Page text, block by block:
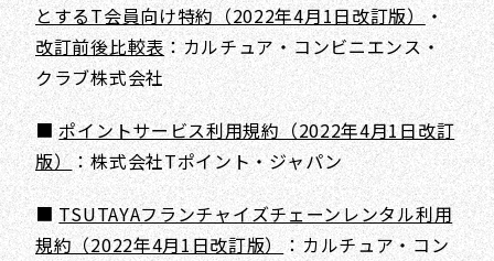
とするT会員向け特約（2022年4月1日改訂版）・
改訂前後比較表：カルチュア・コンビニエンス・
クラブ株式会社
■ポイントサービス利用規約（2022年4月1日改訂
版）：株式会社Tポイント・ジャパン
■TSUTAYAフランチャイズチェーンレンタル利用
規約（2022年4月1日改訂版）：カルチュア・コン